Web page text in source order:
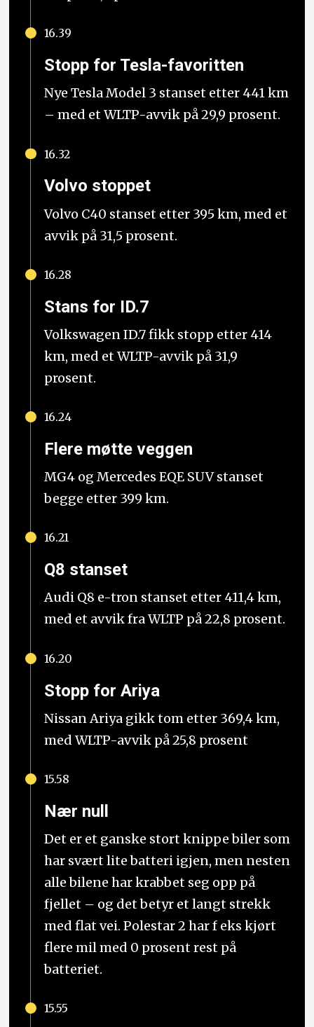
16.39
Stopp for Tesla-favoritten
Nye Tesla Model 3 stanset etter 441 km
– med et WLTP-avvik på 29,9 prosent.
16.32
Volvo stoppet
Volvo C40 stanset etter 395 km, med et
avvik på 31,5 prosent.
16.28
Stans for ID.7
Volkswagen ID.7 fikk stopp etter 414
km, med et WLTP-avvik på 31,9
prosent.
16.24
Flere møtte veggen
MG4 og Mercedes EQE SUV stanset
begge etter 399 km.
16.21
Q8 stanset
Audi Q8 e-tron stanset etter 411,4 km,
med et avvik fra WLTP på 22,8 prosent.
16.20
Stopp for Ariya
Nissan Ariya gikk tom etter 369,4 km,
med WLTP-avvik på 25,8 prosent
15.58
Nær null
Det er et ganske stort knippe biler som
har svært lite batteri igjen, men nesten
alle bilene har krabbet seg opp på
fjellet – og det betyr et langt strekk
med flat vei. Polestar 2 har f eks kjørt
flere mil med 0 prosent rest på
batteriet.
15.55